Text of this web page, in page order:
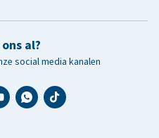
al?
social media kanalen